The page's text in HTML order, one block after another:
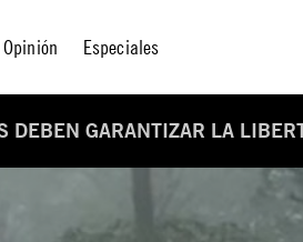
Opinión Especiales
DEBEN GARANTIZAR LA